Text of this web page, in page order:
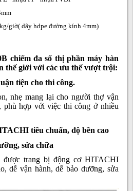
giờ( dây hdpe đường kính 4mm)
chiếm đa số thị phần máy hàn
thế giới với các ưu thế vượt trội:
tiện cho thi công.
nhẹ mang lại cho người thợ vận
phù hợp với việc thi công ở nhiều
tiêu chuẩn, độ bền cao
sửa chữa
được trang bị động cơ HITACHI
dễ vận hành, dễ bảo dưỡng, sửa